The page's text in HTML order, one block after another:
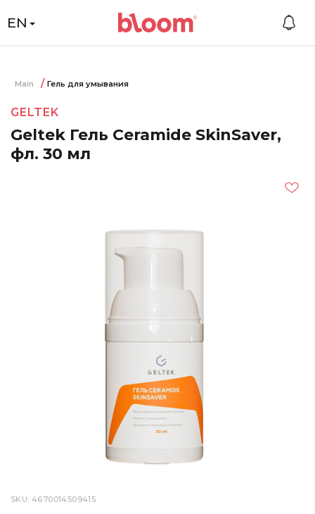
EN
Main Гель для умывания
GELTEK
Geltek Гель Ceramide SkinSaver,
фл. 30 мл
SKU: 4670014509415